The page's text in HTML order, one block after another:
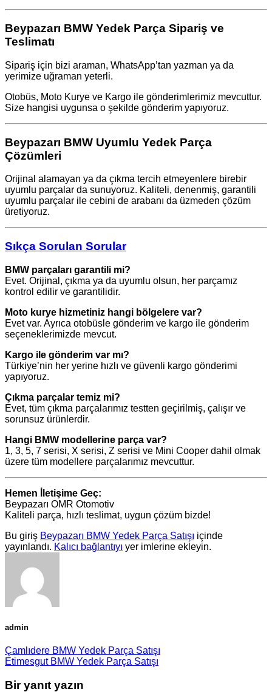
Beypazarı BMW Yedek Parça Sipariş ve
Teslimatı
Sipariş için bizi araman, WhatsApp’tan yazman ya da
yerimize uğraman yeterli.
Otobüs, Moto Kurye ve Kargo ile gönderimlerimiz mevcuttur.
Size hangisi uygunsa o şekilde gönderim yapıyoruz.
Beypazarı BMW Uyumlu Yedek Parça
Çözümleri
Orijinal alamayan ya da çıkma tercih etmeyenlere birebir
uyumlu parçalar da sunuyoruz. Kaliteli, denenmiş, garantili
uyumlu parçalar ile cebini de arabanı da üzmeden çözüm
üretiyoruz.
Sıkça Sorulan Sorular
BMW parçaları garantili mi?
Evet. Orijinal, çıkma ya da uyumlu olsun, her parçamız
kontrol edilir ve garantilidir.
Moto kurye hizmetiniz hangi bölgelere var?
Evet var. Ayrıca otobüsle gönderim ve kargo ile gönderim
seçeneklerimizde mevcut.
Kargo ile gönderim var mı?
Türkiye’nin her yerine hızlı ve güvenli kargo gönderimi
yapıyoruz.
Çıkma parçalar temiz mi?
Evet, tüm çıkma parçalarımız testten geçirilmiş, çalışır ve
sorunsuz ürünlerdir.
Hangi BMW modellerine parça var?
1, 3, 5, 7 serisi, X serisi, Z serisi ve Mini Cooper dahil olmak
üzere tüm modellere parçalarımız mevcuttur.
Hemen İletişime Geç:
Beypazarı OMR Otomotiv
Kaliteli parça, hızlı teslimat, uygun çözüm bizde!
Bu giriş Beypazarı BMW Yedek Parça Satışı içinde
yayınlandı. Kalıcı bağlantıyı yer imlerine ekleyin.
admin
Çamlıdere BMW Yedek Parça Satışı
Etimesgut BMW Yedek Parça Satışı
Bir yanıt yazın